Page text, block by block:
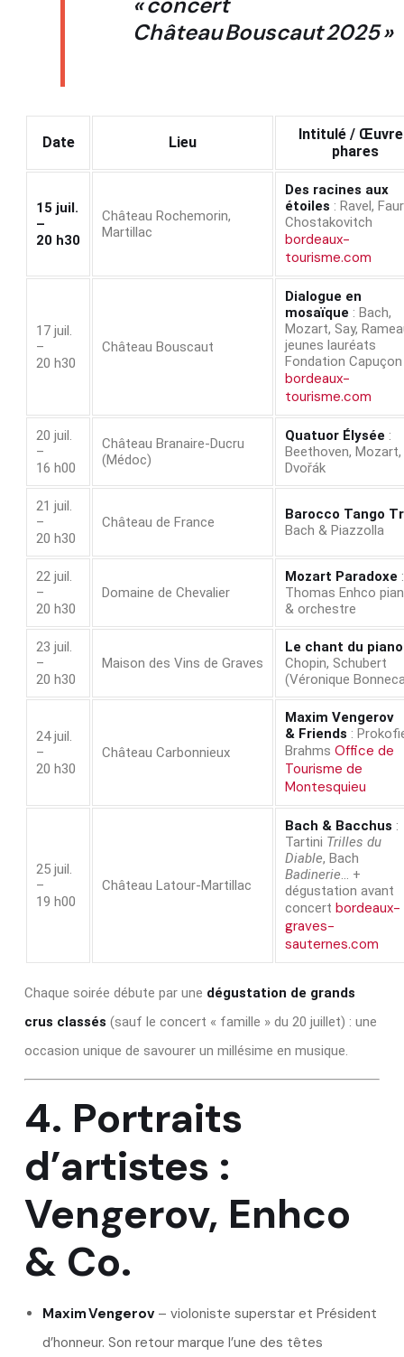
Château Bouscaut 2025 »
Date Lieu
Intitulé /
phares
15 juil.
–
20 h30
Château Rochemorin,
Martillac
Des racines aux
étoiles : Ravel,
Chostakovitch
bordeaux-
tourisme.com
17 juil.
–
20 h30
Château Bouscaut
Dialogue en
mosaïque : Bach,
Mozart, Say,
jeunes lauréats
Fondation Capuçon
bordeaux-
tourisme.com
20 juil.
–
16 h00
Château Branaire‑Ducru
(Médoc)
Quatuor Élysée :
Beethoven, Mozart,
Dvořák
21 juil.
–
20 h30
Château de France
Barocco Tango
Bach & Piazzolla
22 juil.
–
20 h30
Domaine de Chevalier
Mozart Paradoxe :
Thomas Enhco
& orchestre
23 juil.
–
20 h30
Maison des Vins de Graves
Le chant du piano
Chopin, Schubert
(Véronique
24 juil.
–
20 h30
Château Carbonnieux
Maxim Vengerov
& Friends :
Brahms Office de
Tourisme de
Montesquieu
25 juil.
–
19 h00
Château Latour‑Martillac
Bach & Bacchus :
Tartini Trilles du
Diable, Bach
Badinerie… +
dégustation avant
concert bordeaux-
graves-
sauternes.com
Chaque soirée débute par une dégustation de grands
crus classés (sauf le concert « famille » du 20 juillet) : une
occasion unique de savourer un millésime en musique.
4. Portraits
d’artistes :
Vengerov, Enhco
& Co.
Maxim Vengerov – violoniste superstar et Président
d’honneur. Son retour marque l’une des têtes